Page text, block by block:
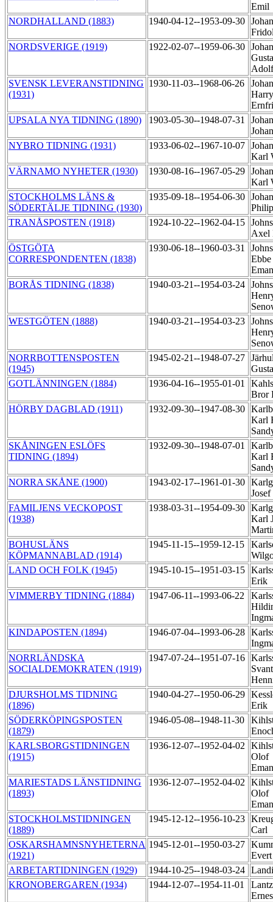
Emil
NORDHALLAND (1883)
1940-04-12--1953-09-30
NORDSVERIGE (1919)
1922-02-07--1959-06-30
SVENSK LEVERANSTIDNING
(1931)
1930-11-03--1968-06-26
UPSALA NYA TIDNING (1890)
1903-05-30--1948-07-31
NYBRO TIDNING (1931)
1933-06-02--1967-10-07
Karl
VÄRNAMO NYHETER (1930)
1930-08-16--1967-05-29
Karl
STOCKHOLMS LÄNS &
SÖDERTÄLJE TIDNING (1930)
1935-09-18--1954-06-30
TRANÅSPOSTEN (1918)
1924-10-22--1962-04-15
ÖSTGÖTA
CORRESPONDENTEN (1838)
1930-06-18--1960-03-31
BORÅS TIDNING (1838)
1940-03-21--1954-03-24
WESTGÖTEN (1888)
1940-03-21--1954-03-23
NORRBOTTENSPOSTEN
(1945)
1945-02-21--1948-07-27
GOTLÄNNINGEN (1884)
1936-04-16--1955-01-01
Bror
HÖRBY DAGBLAD (1911)
1932-09-30--1947-08-30
Karl
SKÅNINGEN ESLÖFS
TIDNING (1894)
1932-09-30--1948-07-01
Karl
NORRA SKÅNE (1900)
1943-02-17--1961-01-30
Josef
FAMILJENS VECKOPOST
(1938)
1938-03-31--1954-09-30
Karl
BOHUSLÄNS
KÖPMANNABLAD (1914)
1945-11-15--1959-12-15
LAND OCH FOLK (1945)
1945-10-15--1951-03-15
Erik
VIMMERBY TIDNING (1884)
1947-06-11--1993-06-22
KINDAPOSTEN (1894)
1946-07-04--1993-06-28
NORRLÄNDSKA
SOCIALDEMOKRATEN (1919)
1947-07-24--1951-07-16
DJURSHOLMS TIDNING
(1896)
1940-04-27--1950-06-29
Erik
SÖDERKÖPINGSPOSTEN
(1879)
1946-05-08--1948-11-30
KARLSBORGSTIDNINGEN
(1915)
1936-12-07--1952-04-02
Olof
MARIESTADS LÄNSTIDNING
(1893)
1936-12-07--1952-04-02
Olof
STOCKHOLMSTIDNINGEN
(1889)
1945-12-12--1956-10-23
Carl
OSKARSHAMNSNYHETERNA
(1921)
1945-12-01--1950-03-27
ARBETARTIDNINGEN (1929)
1944-10-25--1948-03-24
KRONOBERGAREN (1934)
1944-12-07--1954-11-01